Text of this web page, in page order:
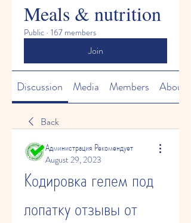
Meals & nutrition
Public · 167 members
Join
Discussion Media Members About
Back
Администрация Рекомендует
August 29, 2023
Кодировка гелем под
лопатку отзывы от